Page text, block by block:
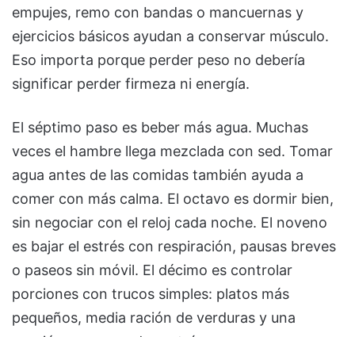
empujes, remo con bandas o mancuernas y
ejercicios básicos ayudan a conservar músculo.
Eso importa porque perder peso no debería
significar perder firmeza ni energía.
El séptimo paso es beber más agua. Muchas
veces el hambre llega mezclada con sed. Tomar
agua antes de las comidas también ayuda a
comer con más calma. El octavo es dormir bien,
sin negociar con el reloj cada noche. El noveno
es bajar el estrés con respiración, pausas breves
o paseos sin móvil. El décimo es controlar
porciones con trucos simples: platos más
pequeños, media ración de verduras y una